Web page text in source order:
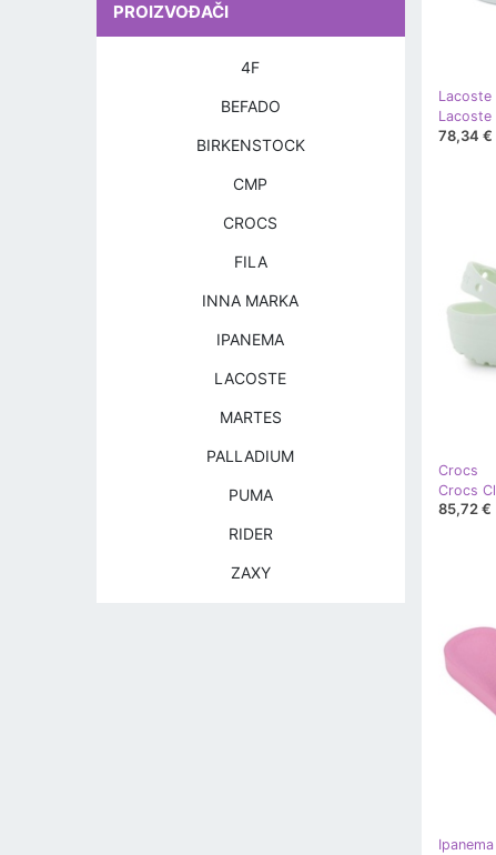
Lacoste
78,34 €
Crocs
85,72 €
Ipanema
PROIZVOĐAČI
4F
BEFADO
BIRKENSTOCK
CMP
CROCS
FILA
INNA MARKA
IPANEMA
LACOSTE
MARTES
PALLADIUM
PUMA
RIDER
ZAXY